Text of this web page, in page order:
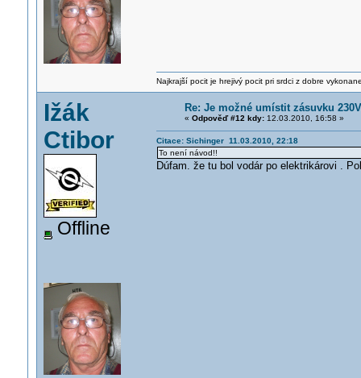
Najkrajší pocit je hrejivý pocit pri srdci z dobre
Ižák
Ctibor
Offline
Re: Je možné umístit zásuvku
« Odpověď #12 kdy:12.03.2010, 16:58 »
Citace: Sichinger 11.03.2010, 22:18
To není návod!!
Dúfam. že tu bol vodár po elektrikárovi .